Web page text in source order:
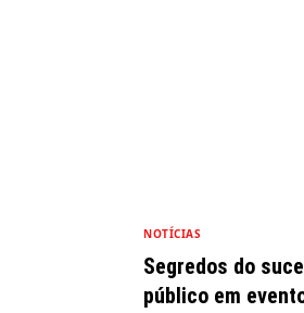
NOTÍCIAS
Segredos do
público em